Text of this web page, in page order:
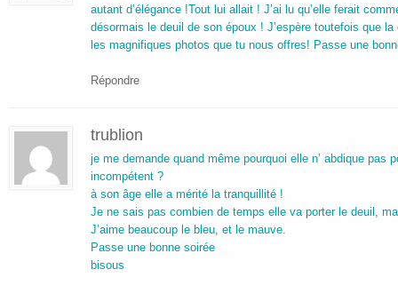
autant d’élégance !Tout lui allait ! J’ai lu qu’elle ferait
désormais le deuil de son époux ! J’espère toutefois que
les magnifiques photos que tu nous offres! Passe une
Répondre
trublion
je me demande quand même pourquoi elle n’ abdique pas
incompétent ?
à son âge elle a mérité la tranquillité !
Je ne sais pas combien de temps elle va porter le deuil,
J’aime beaucoup le bleu, et le mauve.
Passe une bonne soirée
bisous